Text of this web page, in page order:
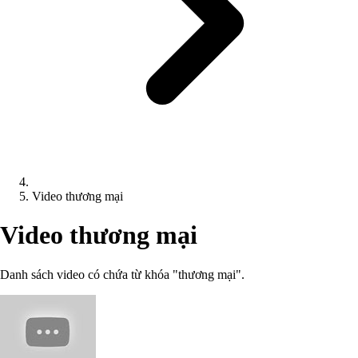
Video thương mại
Video thương mại
Danh sách video có chứa từ khóa "thương mại".